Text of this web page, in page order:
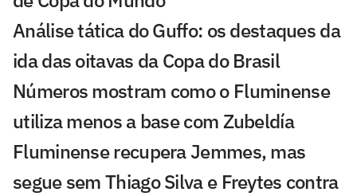
Análise tática do Guffo: os destaques da
ida das oitavas da Copa do Brasil
Números mostram como o Fluminense
utiliza menos a base com Zubeldía
Fluminense recupera Jemmes, mas
segue sem Thiago Silva e Freytes contra